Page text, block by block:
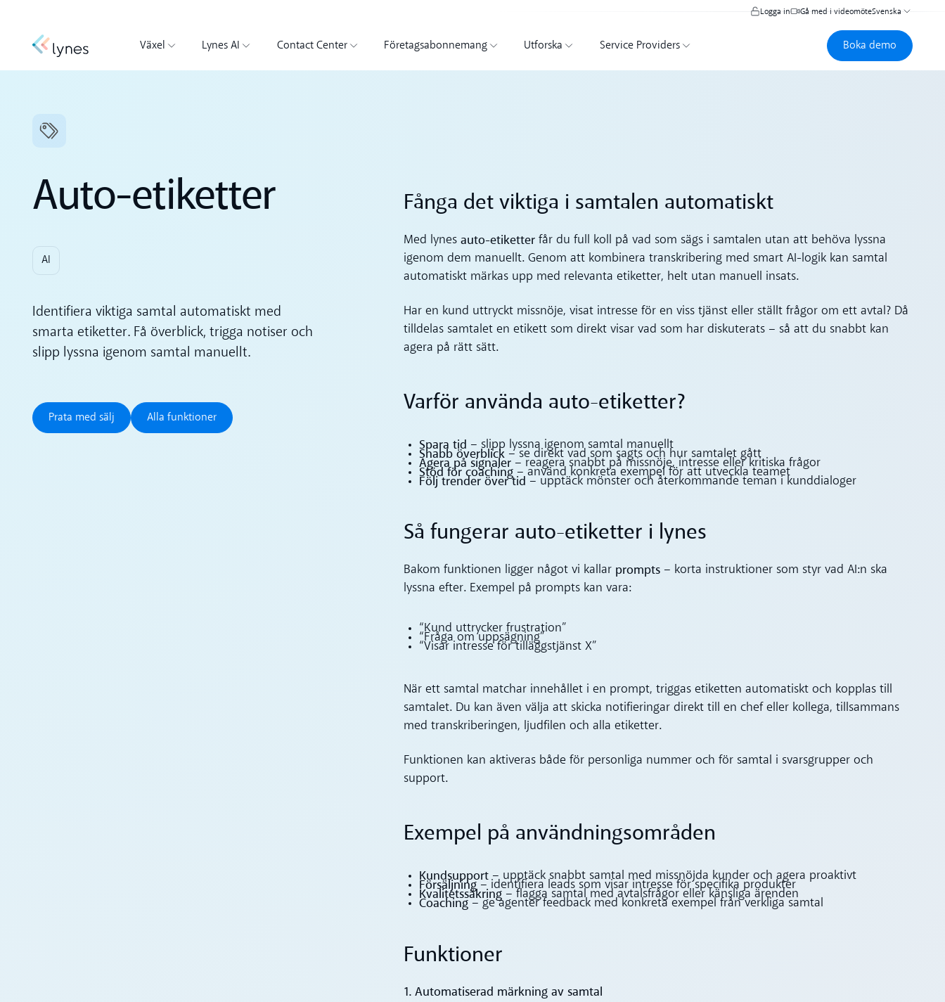
Logga in Gå med i videomöteSvenska
Växel Lynes AI Contact Center Företagsabonnemang Utforska Service Providers
Boka demo
Boka demo
Auto-etiketter
AI
Identifiera viktiga samtal automatiskt med
smarta etiketter. Få överblick, trigga notiser och
slipp lyssna igenom samtal manuellt.
Prata med sälj
Prata med sälj
Alla funktioner
Alla funktioner
Fånga det viktiga i samtalen automatiskt
Med lynesauto-etiketter får du full koll på vad som sägs i samtalen utan att behöva lyssna
igenom dem manuellt. Genom att kombinera transkribering med smart AI-logik kan samtal
automatiskt märkas upp med relevanta etiketter, helt utan manuell insats.
Har en kund uttryckt missnöje, visat intresse för en viss tjänst eller ställt frågor om ett avtal? Då
tilldelas samtalet en etikett som direkt visar vad som har diskuterats – så att du snabbt kan
agera på rätt sätt.
Varför använda auto-etiketter?
Spara tid – slipp lyssna igenom samtal manuellt
Snabb överblick – se direkt vad som sagts och hur samtalet gått
Agera på signaler– reagera snabbt på missnöje, intresse eller kritiska frågor
Stöd för coaching– använd konkreta exempel för att utveckla teamet
Följ trender över tid – upptäck mönster och återkommande teman i kunddialoger
Så fungerar auto-etiketter i lynes
Bakom funktionen ligger något vi kallar prompts – korta instruktioner som styr vad AI:n ska
lyssna efter. Exempel på prompts kan vara:
“Kund uttrycker frustration”
“Fråga om uppsägning”
“Visar intresse för tilläggstjänst X”
När ett samtal matchar innehållet i en prompt, triggas etiketten automatiskt och kopplas till
samtalet. Du kan även välja att skicka notifieringar direkt till en chef eller kollega, tillsammans
med transkriberingen, ljudfilen och alla etiketter.
Funktionen kan aktiveras både för personliga nummer och för samtal i svarsgrupper och
support.
Exempel på användningsområden
Kundsupport– upptäck snabbt samtal med missnöjda kunder och agera proaktivt
Försäljning– identifiera leads som visar intresse för specifika produkter
Kvalitetssäkring– flagga samtal med avtalsfrågor eller känsliga ärenden
Coaching– ge agenter feedback med konkreta exempel från verkliga samtal
Funktioner
1. Automatiserad märkning av samtal